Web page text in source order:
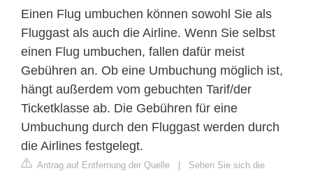
Einen Flug umbuchen können sowohl Sie als
Fluggast als auch die Airline. Wenn Sie selbst
einen Flug umbuchen, fallen dafür meist
Gebühren an. Ob eine Umbuchung möglich ist,
hängt außerdem vom gebuchten Tarif/der
Ticketklasse ab. Die Gebühren für eine
Umbuchung durch den Fluggast werden durch
die Airlines festgelegt.
Antrag auf Entfernung der Quelle
Sehen Sie sich die